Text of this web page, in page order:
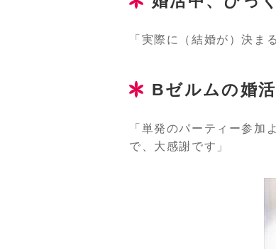
「実際に（結婚が）決ま
Bゼルムの婚
「単発のパーティー参
で、大感謝です」